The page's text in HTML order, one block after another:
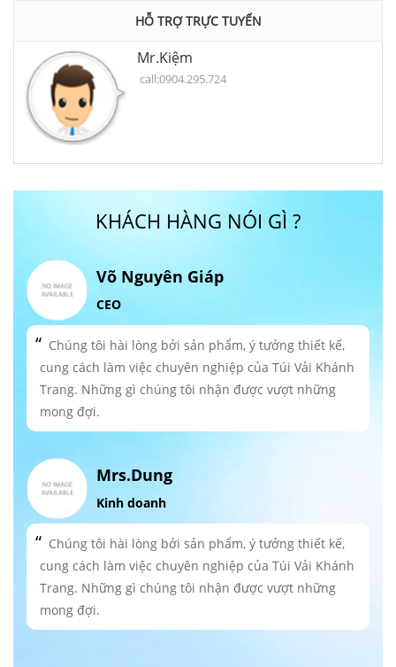
HỖ TRỢ TRỰC TUYẾN
Mr.Kiệm
call:0904.295.724
KHÁCH HÀNG NÓI GÌ ?
Võ Nguyên Giáp
CEO
Chúng tôi hài lòng bởi sản phẩm, ý tưởng thiết kế,
cung cách làm việc chuyên nghiệp của Túi Vải Khánh
Trang. Những gì chúng tôi nhận được vượt những
mong đợi.
Mrs.Dung
Kinh doanh
Chúng tôi hài lòng bởi sản phẩm, ý tưởng thiết kế,
cung cách làm việc chuyên nghiệp của Túi Vải Khánh
Trang. Những gì chúng tôi nhận được vượt những
mong đợi.